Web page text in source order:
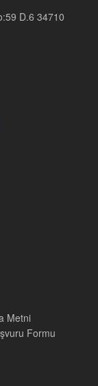
D.6 34710
Metni
Formu